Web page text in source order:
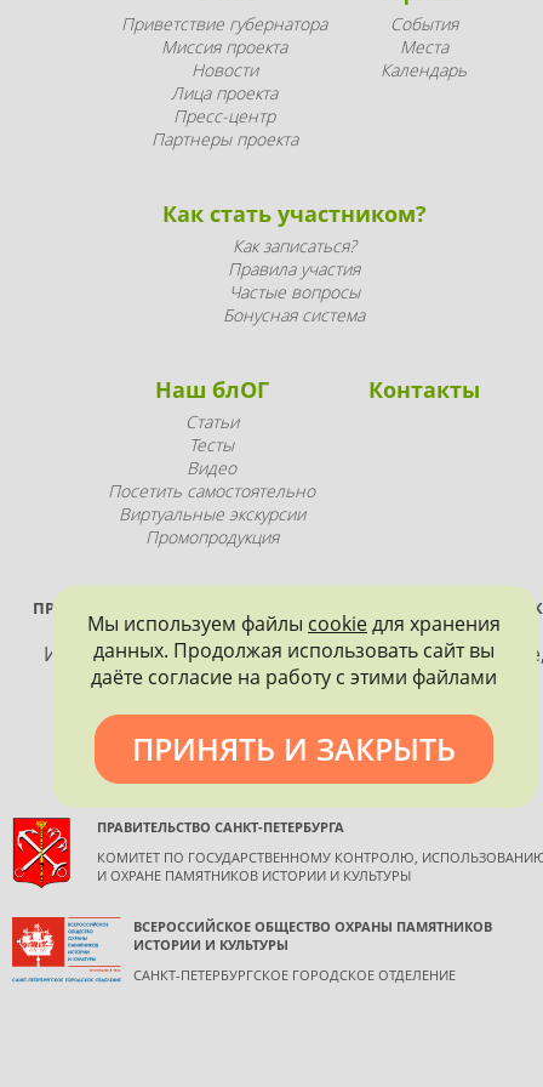
Приветствие губернатора
Миссия проекта
Новости
Лица проекта
Пресс-центр
Партнеры проекта
События
Места
Календарь
Как стать участником?
Как записаться?
Правила участия
Частые вопросы
Бонусная система
Наш блОГ
Статьи
Тесты
Видео
Посетить самостоятельно
Виртуальные экскурсии
Промопродукция
Контакты
ПРОЕКТ РЕАЛИЗУЕТСЯ ПРИ ПОДДЕРЖКЕ ПРАВИТЕЛЬСТВА
ПЕТЕРБУРГА
Использование материалов, размещенных на
допускается только с согласия правообладателя и
ПРАВИТЕЛЬСТВО САНКТ-ПЕТЕРБУРГА
КОМИТЕТ ПО ГОСУДАРСТВЕННОМУ КОНТРОЛЮ,
И ОХРАНЕ ПАМЯТНИКОВ ИСТОРИИ И КУЛЬТУРЫ
ВСЕРОССИЙСКОЕ ОБЩЕСТВО ОХРАНЫ ПАМЯТНИКОВ
ИСТОРИИ И КУЛЬТУРЫ
САНКТ-ПЕТЕРБУРГСКОЕ ГОРОДСКОЕ ОТДЕЛЕНИЕ
Мы используем файлы cookieдля хранения
данных. Продолжая использовать сайт вы
даёте согласие на работу с этими файлами
ПРИНЯТЬ И ЗАКРЫТЬ